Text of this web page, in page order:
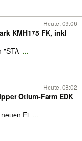
Heute, 09:06
KMH175 FK, inkl
"STA ...
Heute, 08:02
Otium-Farm EDK
Ei ...